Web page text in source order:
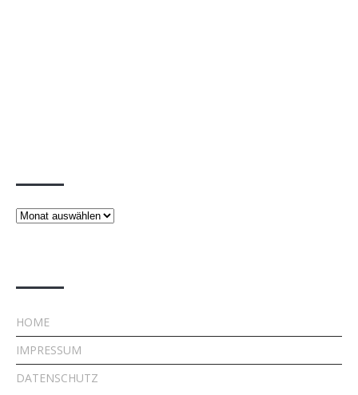
Beiträge
HOME
IMPRESSUM
DATENSCHUTZ